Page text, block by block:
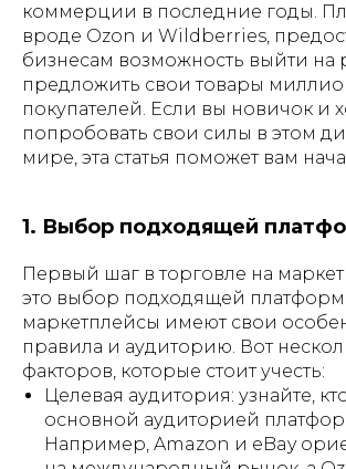
ГЕНЕРАТОР
коммерции в последние годы.
вроде Ozon и Wildberries,
бизнесам возможность выйти на
предложить свои товары
покупателей. Если вы новичок и
попробовать свои силы в этом
мире, эта статья поможет вам
1. Выбор подходящей
Первый шаг в торговле на
это выбор подходящей
маркетплейсы имеют свои
правила и аудиторию. Вот
факторов, которые стоит учесть:
Целевая аудитория: узнайте,
основной аудиторией
Например, Amazon и eBay